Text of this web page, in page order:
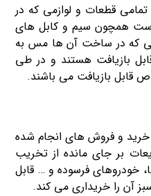
قطعات و لوازمی که در
همچون سیم و کابل های
که در ساخت آن ها مس به
بازیافت هستند و در طی
قابل بازیافت می باشند.
و فروش های انجام شده
بر جای مانده از تخریب
خودروهای فرسوده و … قابل
آن را خریداری می کند.